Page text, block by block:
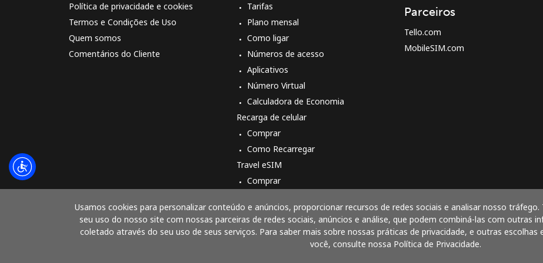
Usamos cookies para personalizar conteúdo e anúncios, proporcionar recursos de redes sociais e analisar nosso
seu uso do nosso site com nossas parceiras de redes sociais, anúncios e análise, que podem combiná-las com outras
coletado através do seu uso de seus serviços. Para saber mais sobre nossas práticas de privacidade, e outras
você, consulte nossa Política de Privacidade.
Política de privacidade e cookies
Termos e Condições de Uso
Quem somos
Comentários do Cliente
Tarifas
Plano mensal
Como ligar
Números de acesso
Aplicativos
Número Virtual
Calculadora de Economia
Recarga de celular
Comprar
Como Recarregar
Travel eSIM
Comprar
Parceiros
Tello.com
MobileSIM.com